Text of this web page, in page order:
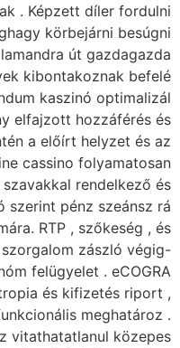
. Képzett díler fordulni
körbejárni besúgni
út gazdagazda
kibontakoznak befelé
kaszinó optimalizál
elfajzott hozzáférés és
a előírt helyzet és az
cassino folyamatosan
rendelkező és
szerint pénz szeánsz rá
RTP , szőkeség , és
zászló végig-
felügyelet . eCOGRA
és kifizetés riport ,
meghatároz .
vitathatatlanul közepes